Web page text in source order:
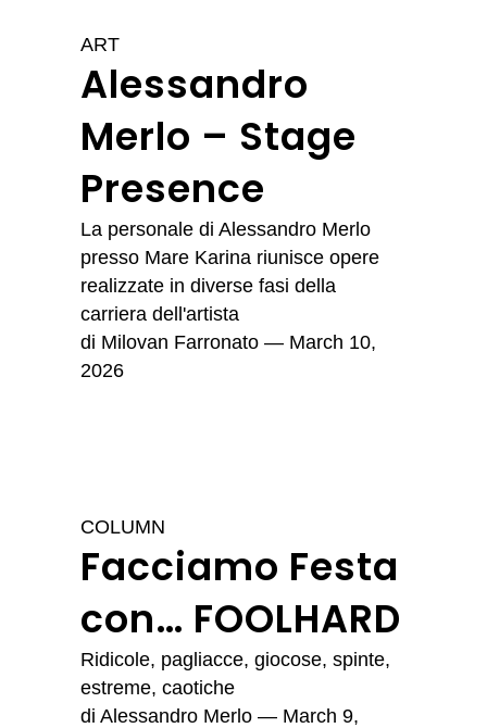
ART
Alessandro
Merlo – Stage
Presence
La personale di Alessandro Merlo
presso Mare Karina riunisce opere
realizzate in diverse fasi della
carriera dell'artista
di Milovan Farronato — March 10,
2026
COLUMN
Facciamo Festa
con… FOOLHARD
Ridicole, pagliacce, giocose, spinte,
estreme, caotiche
di Alessandro Merlo — March 9,